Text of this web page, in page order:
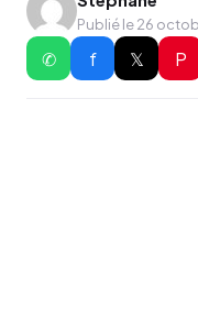
Publié le 26
✆ f 𝕏 P